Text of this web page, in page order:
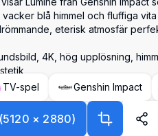
blå himmel och fluffiga vita
eterisk atmosfär
4K, hög upplösning,
TV-spel Genshin Impact
(5120 × 2880)